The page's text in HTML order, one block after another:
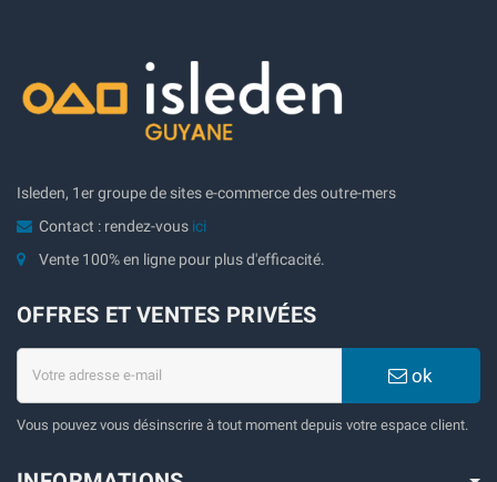
Isleden, 1er groupe de sites e-commerce des outre-mers
Contact : rendez-vous ici
Vente 100% en ligne pour plus d'efficacité.
OFFRES ET VENTES PRIVÉES
ok
Vous pouvez vous désinscrire à tout moment depuis votre espace client.